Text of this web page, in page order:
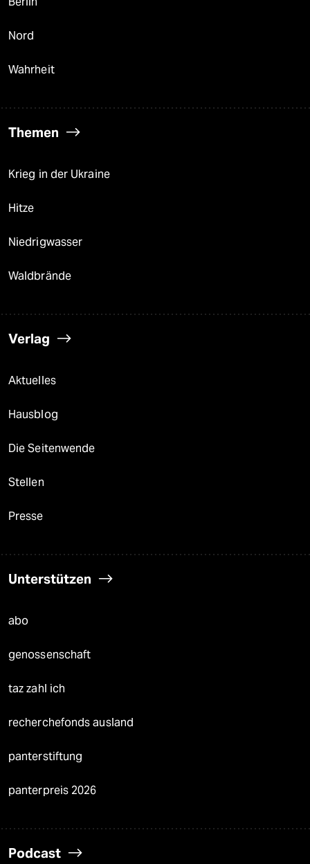
Nord
Wahrheit
Themen
Krieg in der Ukraine
Hitze
Niedrigwasser
Waldbrände
Verlag
Aktuelles
Hausblog
Die Seitenwende
Stellen
Presse
Unterstützen
abo
genossenschaft
taz zahl ich
recherchefonds ausland
panterstiftung
panterpreis 2026
Podcast